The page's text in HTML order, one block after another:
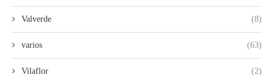
Valverde (8)
varios (63)
Vilaflor (2)